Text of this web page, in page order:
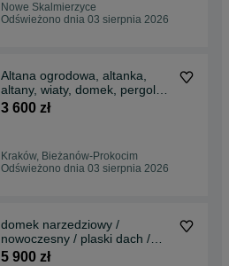
Nowe Skalmierzyce
Odświeżono dnia 03 sierpnia 2026
Altana ogrodowa, altanka,
altany, wiaty, domek, pergola,
wiata
3 600 zł
Kraków, Bieżanów-Prokocim
Odświeżono dnia 03 sierpnia 2026
domek narzedziowy /
nowoczesny / plaski dach /
domek / domki /schowek
5 900 zł